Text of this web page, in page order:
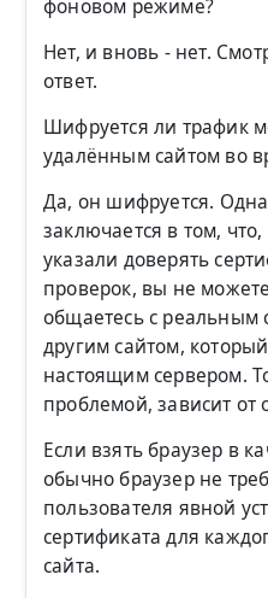
фоновом режиме?
Нет, и вновь - нет.
ответ.
Шифруется ли трафик
удалённым сайтом во
Да, он шифруется.
заключается в том,
указали доверять
проверок, вы не
общаетесь с реальным
другим сайтом, который
настоящим сервером.
проблемой, зависит от
Если взять браузер в
обычно браузер не
пользователя явной
сертификата для
сайта.